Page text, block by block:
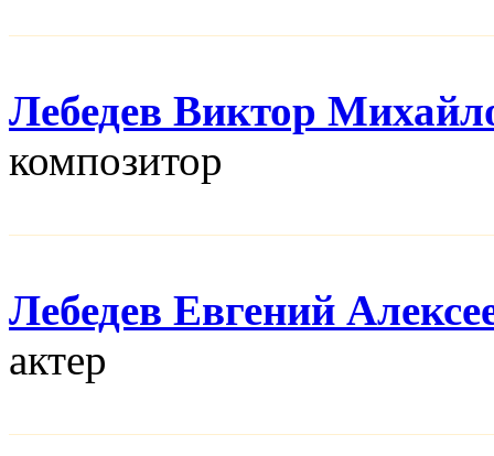
Лебедев Виктор
композитор
Лебедев Евгений
актер